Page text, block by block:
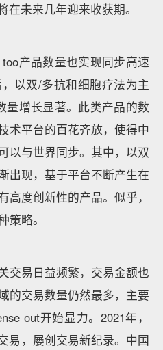
在未来几年迎来收获期。
产品数量也实现同步高速
以双/多抗和细胞疗法为主
量增长显著。此类产品的数
术平台的百花齐放，使得中
以与世界同步。其中，以双
出现，基于平台不断产生在
高度创新性的产品。似乎，
策略。
交易日益频繁，交易金额也
的交易数量仍然最多，主要
out开始显力。2021年，
易，屡创交易新纪录。中国